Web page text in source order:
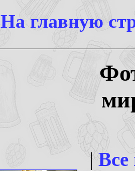
На главную
|